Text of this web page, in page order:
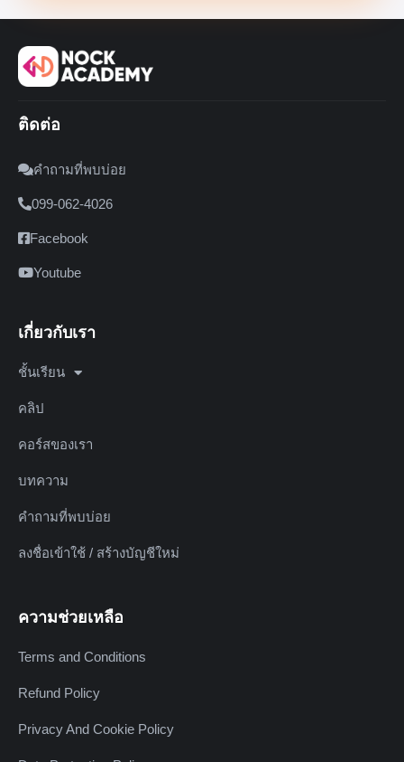
ติดต่อ
คำถามที่พบบ่อย
099-062-4026
Facebook
Youtube
เกี่ยวกับเรา
ชั้นเรียน
คลิป
คอร์สของเรา
บทความ
คำถามที่พบบ่อย
ลงชื่อเข้าใช้ / สร้างบัญชีใหม่
ความช่วยเหลือ
Terms and Conditions
Refund Policy
Privacy And Cookie Policy